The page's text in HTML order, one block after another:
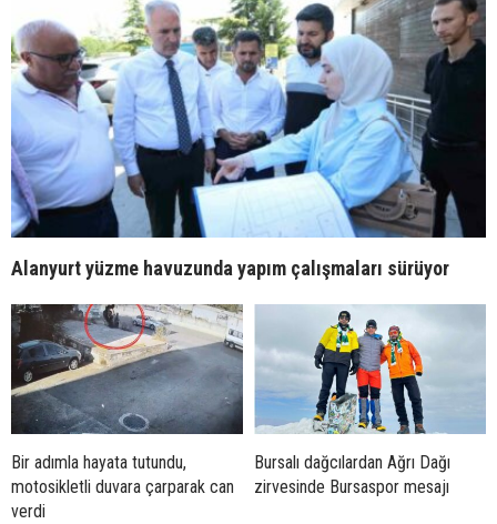
Alanyurt yüzme havuzunda yapım çalışmaları sürüyor
Bir adımla hayata tutundu,
motosikletli duvara çarparak can
verdi
Bursalı dağcılardan Ağrı Dağı
zirvesinde Bursaspor mesajı